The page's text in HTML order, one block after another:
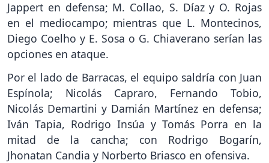
Jappert en defensa; M. Collao, S. Díaz y O. Rojas
en el mediocampo; mientras que L. Montecinos,
Diego Coelho y E. Sosa o G. Chiaverano serían las
opciones en ataque.
Por el lado de Barracas, el equipo saldría con Juan
Espínola; Nicolás Capraro, Fernando Tobio,
Nicolás Demartini y Damián Martínez en defensa;
Iván Tapia, Rodrigo Insúa y Tomás Porra en la
mitad de la cancha; con Rodrigo Bogarín,
Jhonatan Candia y Norberto Briasco en ofensiva.